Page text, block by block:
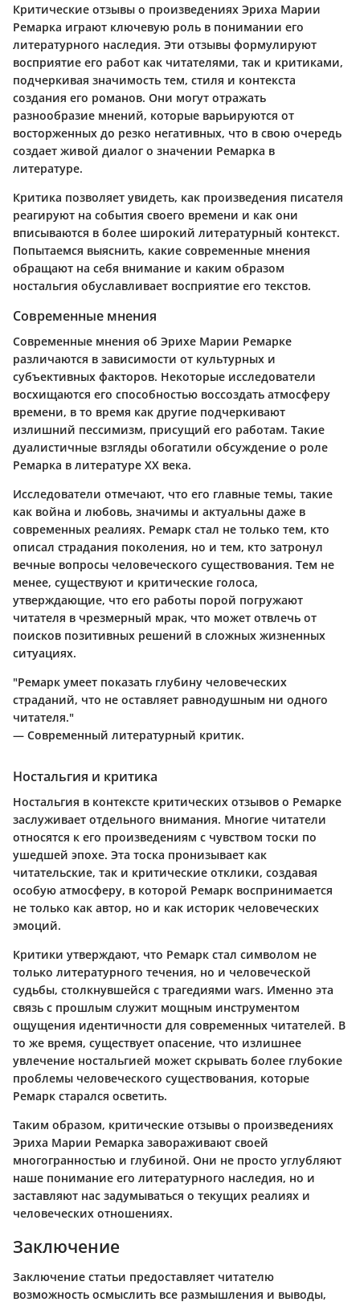
Критические отзывы о произведениях Эриха Марии
Ремарка играют ключевую роль в понимании его
литературного наследия. Эти отзывы формулируют
восприятие его работ как читателями, так и критиками,
подчеркивая значимость тем, стиля и контекста
создания его романов. Они могут отражать
разнообразие мнений, которые варьируются от
восторженных до резко негативных, что в свою очередь
создает живой диалог о значении Ремарка в
литературе.
Критика позволяет увидеть, как произведения писателя
реагируют на события своего времени и как они
вписываются в более широкий литературный контекст.
Попытаемся выяснить, какие современные мнения
обращают на себя внимание и каким образом
ностальгия обуславливает восприятие его текстов.
Современные мнения
Современные мнения об Эрихе Марии Ремарке
различаются в зависимости от культурных и
субъективных факторов. Некоторые исследователи
восхищаются его способностью воссоздать атмосферу
времени, в то время как другие подчеркивают
излишний пессимизм, присущий его работам. Такие
дуалистичные взгляды обогатили обсуждение о роле
Ремарка в литературе XX века.
Исследователи отмечают, что его главные темы, такие
как война и любовь, значимы и актуальны даже в
современных реалиях. Ремарк стал не только тем, кто
описал страдания поколения, но и тем, кто затронул
вечные вопросы человеческого существования. Тем не
менее, существуют и критические голоса,
утверждающие, что его работы порой погружают
читателя в чрезмерный мрак, что может отвлечь от
поисков позитивных решений в сложных жизненных
ситуациях.
"Ремарк умеет показать глубину человеческих
страданий, что не оставляет равнодушным ни одного
читателя."
— Современный литературный критик.
Ностальгия и критика
Ностальгия в контексте критических отзывов о Ремарке
заслуживает отдельного внимания. Многие читатели
относятся к его произведениям с чувством тоски по
ушедшей эпохе. Эта тоска пронизывает как
читательские, так и критические отклики, создавая
особую атмосферу, в которой Ремарк воспринимается
не только как автор, но и как историк человеческих
эмоций.
Критики утверждают, что Ремарк стал символом не
только литературного течения, но и человеческой
судьбы, столкнувшейся с трагедиями wars. Именно эта
связь с прошлым служит мощным инструментом
ощущения идентичности для современных читателей. В
то же время, существует опасение, что излишнее
увлечение ностальгией может скрывать более глубокие
проблемы человеческого существования, которые
Ремарк старался осветить.
Таким образом, критические отзывы о произведениях
Эриха Марии Ремарка завораживают своей
многогранностью и глубиной. Они не просто углубляют
наше понимание его литературного наследия, но и
заставляют нас задумываться о текущих реалиях и
человеческих отношениях.
Заключение
Заключение статьи предоставляет читателю
возможность осмыслить все размышления и выводы,